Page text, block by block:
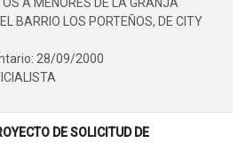
BARRIO LOS PORTEÑOS, DE CITY
28/09/2000
DE SOLICITUD DE